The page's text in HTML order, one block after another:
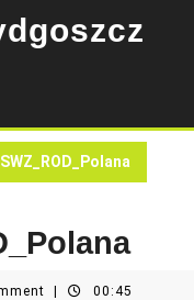
00:45